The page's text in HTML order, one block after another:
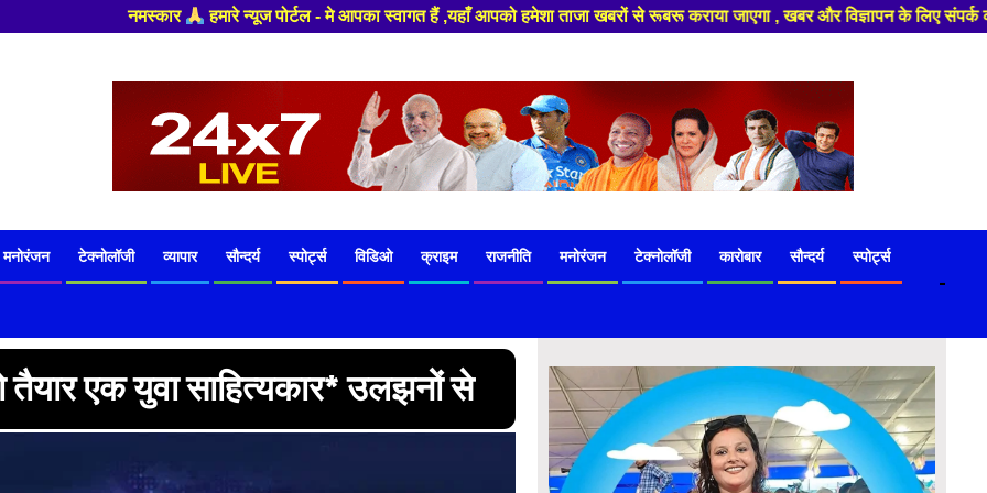
- मे आपका स्वागत हैं ,यहाँ आपको हमेशा ताजा खबरों से रूबरू कराया जाएगा , खबर और विज्ञापन के लिए संपर्क करे +91 97541 60816 ,हमारे यूट्यूब
मनोरंजन टेक्नोलॉजी व्यापार सौन्दर्य स्पोर्ट्स विडिओ क्राइम राजनीति मनोरंजन टेक्नोलॉजी कारोबार सौन्दर्य स्पोर्ट्स
-
एक युवा साहित्यकार* उलझनों से